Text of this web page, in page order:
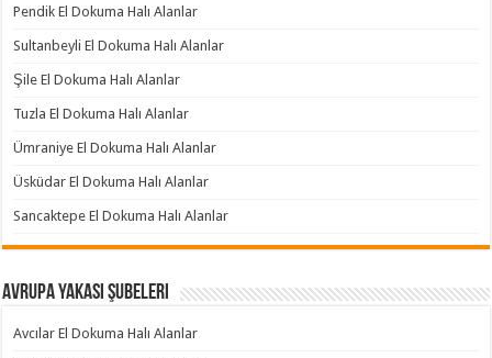
Pendik El Dokuma Halı Alanlar
Sultanbeyli El Dokuma Halı Alanlar
Şile El Dokuma Halı Alanlar
Tuzla El Dokuma Halı Alanlar
Ümraniye El Dokuma Halı Alanlar
Üsküdar El Dokuma Halı Alanlar
Sancaktepe El Dokuma Halı Alanlar
Avrupa Yakası Şubeleri
Avcılar El Dokuma Halı Alanlar